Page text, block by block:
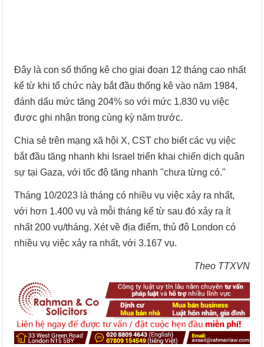
Đây là con số thống kê cho giai đoạn 12 tháng cao nhất
kể từ khi tổ chức này bắt đầu thống kê vào năm 1984,
đánh dấu mức tăng 204% so với mức 1.830 vụ việc
được ghi nhận trong cùng kỳ năm trước.
Chia sẻ trên mạng xã hội X, CST cho biết các vụ việc
bắt đầu tăng nhanh khi Israel triển khai chiến dịch quân
sự tại Gaza, với tốc độ tăng nhanh "chưa từng có."
Tháng 10/2023 là tháng có nhiều vụ việc xảy ra nhất,
với hơn 1.400 vụ và mỗi tháng kể từ sau đó xảy ra ít
nhất 200 vụ/tháng. Xét về địa điểm, thủ đô London có
nhiều vụ việc xảy ra nhất, với 3.167 vụ.
Theo TTXVN